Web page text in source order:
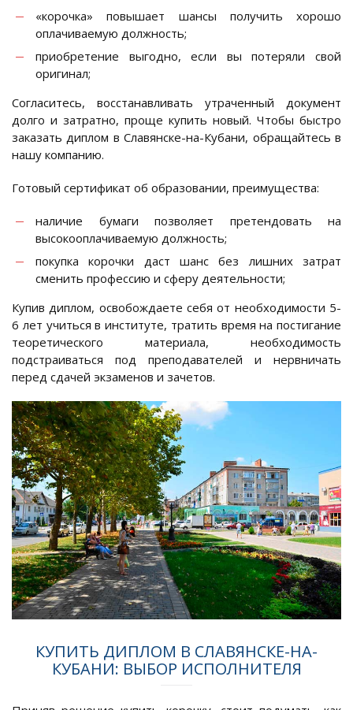
«корочка» повышает шансы получить хорошо
оплачиваемую должность;
приобретение выгодно, если вы потеряли свой
оригинал;
Согласитесь, восстанавливать утраченный документ
долго и затратно, проще купить новый. Чтобы быстро
заказать диплом в Славянске-на-Кубани, обращайтесь в
нашу компанию.
Готовый сертификат об образовании, преимущества:
наличие бумаги позволяет претендовать на
высокооплачиваемую должность;
покупка корочки даст шанс без лишних затрат
сменить профессию и сферу деятельности;
Купив диплом, освобождаете себя от необходимости 5-
6 лет учиться в институте, тратить время на постигание
теоретического материала, необходимость
подстраиваться под преподавателей и нервничать
перед сдачей экзаменов и зачетов.
КУПИТЬ ДИПЛОМ В СЛАВЯНСКЕ-НА-
КУБАНИ: ВЫБОР ИСПОЛНИТЕЛЯ